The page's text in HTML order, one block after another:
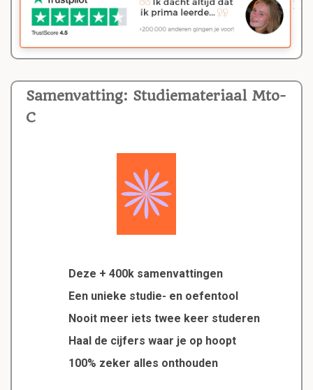
Samenvatting: Studiemateriaal Mto-
C
Deze + 400k samenvattingen
Een unieke studie- en oefentool
Nooit meer iets twee keer studeren
Haal de cijfers waar je op hoopt
100% zeker alles onthouden